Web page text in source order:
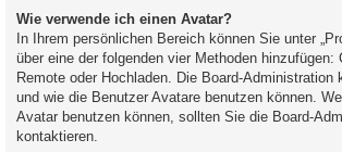
Wie verwende ich einen Avatar?
In Ihrem persönlichen Bereich können Sie unter
über eine der folgenden vier Methoden hinzufügen:
Remote oder Hochladen. Die Board-Administration
und wie die Benutzer Avatare benutzen können.
Avatar benutzen können, sollten Sie die Board-
kontaktieren.